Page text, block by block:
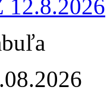
12.8.2026